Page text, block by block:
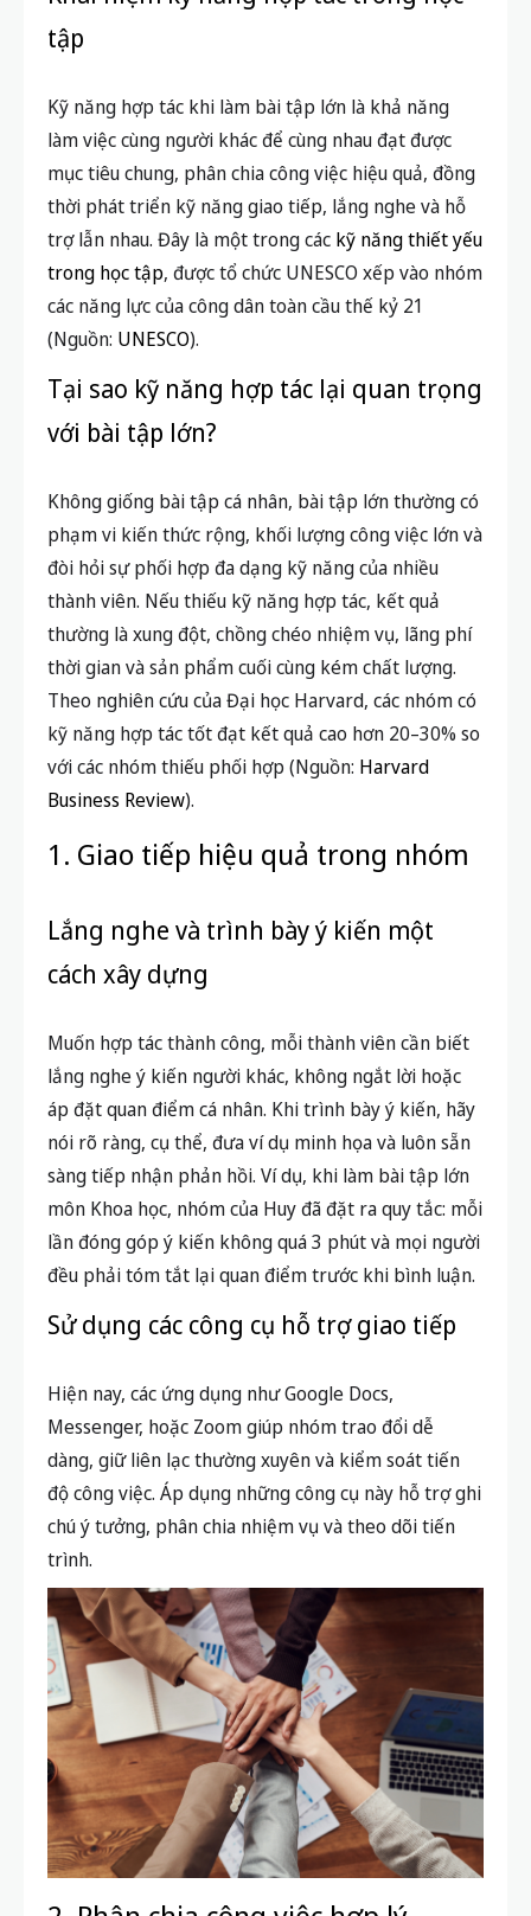
tập
Kỹ năng hợp tác khi làm bài tập lớn là khả năng
làm việc cùng người khác để cùng nhau đạt được
mục tiêu chung, phân chia công việc hiệu quả, đồng
thời phát triển kỹ năng giao tiếp, lắng nghe và hỗ
trợ lẫn nhau. Đây là một trong các kỹ năng thiết yếu
trong học tập, được tổ chức UNESCO xếp vào nhóm
các năng lực của công dân toàn cầu thế kỷ 21
(Nguồn: UNESCO).
Tại sao kỹ năng hợp tác lại quan trọng
với bài tập lớn?
Không giống bài tập cá nhân, bài tập lớn thường có
phạm vi kiến thức rộng, khối lượng công việc lớn và
đòi hỏi sự phối hợp đa dạng kỹ năng của nhiều
thành viên. Nếu thiếu kỹ năng hợp tác, kết quả
thường là xung đột, chồng chéo nhiệm vụ, lãng phí
thời gian và sản phẩm cuối cùng kém chất lượng.
Theo nghiên cứu của Đại học Harvard, các nhóm có
kỹ năng hợp tác tốt đạt kết quả cao hơn 20–30% so
với các nhóm thiếu phối hợp (Nguồn: Harvard
Business Review).
1. Giao tiếp hiệu quả trong nhóm
Lắng nghe và trình bày ý kiến một
cách xây dựng
Muốn hợp tác thành công, mỗi thành viên cần biết
lắng nghe ý kiến người khác, không ngắt lời hoặc
áp đặt quan điểm cá nhân. Khi trình bày ý kiến, hãy
nói rõ ràng, cụ thể, đưa ví dụ minh họa và luôn sẵn
sàng tiếp nhận phản hồi. Ví dụ, khi làm bài tập lớn
môn Khoa học, nhóm của Huy đã đặt ra quy tắc: mỗi
lần đóng góp ý kiến không quá 3 phút và mọi người
đều phải tóm tắt lại quan điểm trước khi bình luận.
Sử dụng các công cụ hỗ trợ giao tiếp
Hiện nay, các ứng dụng như Google Docs,
Messenger, hoặc Zoom giúp nhóm trao đổi dễ
dàng, giữ liên lạc thường xuyên và kiểm soát tiến
độ công việc. Áp dụng những công cụ này hỗ trợ ghi
chú ý tưởng, phân chia nhiệm vụ và theo dõi tiến
trình.